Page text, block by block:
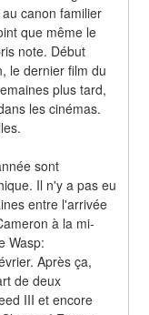
canon familier
que même le
note. Début
le dernier film du
plus tard,
les cinémas.
sont
Il n'y a pas eu
entre l'arrivée
à la mi-
Wasp:
Après ça,
de deux
III et encore